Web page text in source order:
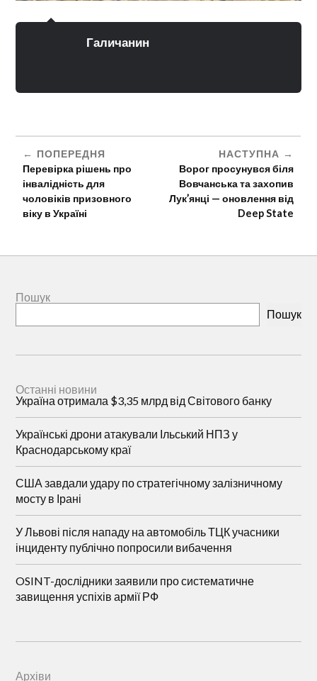
Галичанин
ПОПЕРЕДНЯ
Перевірка рішень про
інвалідність для
чоловіків призовного
віку в Україні
НАСТУПНА
Ворог просунувся біля
Вовчанська та захопив
Лук’янці — оновлення від
Deep State
Пошук
Пошук
Останні новини
Україна отримала $3,35 млрд від Світового банку
Українські дрони атакували Ільський НПЗ у
Краснодарському краї
США завдали удару по стратегічному залізничному
мосту в Ірані
У Львові після нападу на автомобіль ТЦК учасники
інциденту публічно попросили вибачення
OSINT-дослідники заявили про систематичне
завищення успіхів армії РФ
Архіви